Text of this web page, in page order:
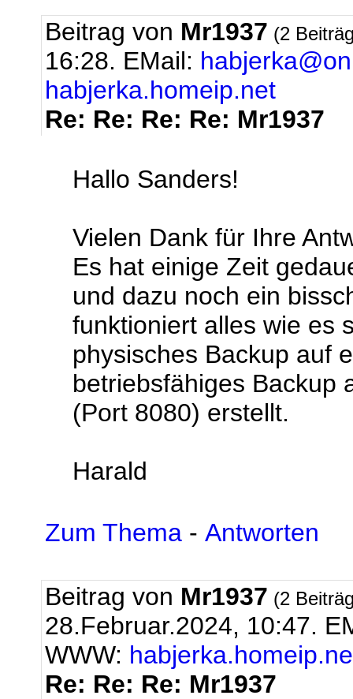
Beitrag von Mr1937 (2
16:28. EMail:
habjerka.homeip.net
Re: Re: Re: Re: Mr1937
Hallo Sanders!
Vielen Dank für Ihre
Es hat einige Zeit
und dazu noch ein
funktioniert alles wie es
physisches Backup auf
betriebsfähiges Backup
(Port 8080) erstellt.
Harald
Zum Thema - Antworten
Beitrag von Mr1937 (2
28.Februar.2024, 10:47.
WWW:
Re: Re: Re: Mr1937